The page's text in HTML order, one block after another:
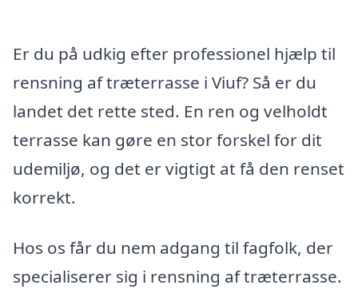
Er du på udkig efter professionel hjælp til
rensning af træterrasse i Viuf? Så er du
landet det rette sted. En ren og velholdt
terrasse kan gøre en stor forskel for dit
udemiljø, og det er vigtigt at få den renset
korrekt.
Hos os får du nem adgang til fagfolk, der
specialiserer sig i rensning af træterrasse.